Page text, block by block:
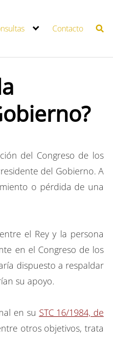
Contacto
del Congreso de los
del Gobierno. A
o pérdida de una
el Rey y la persona
en el Congreso de los
dispuesto a respaldar
su apoyo.
en su STC 16/1984, de
otros objetivos, trata